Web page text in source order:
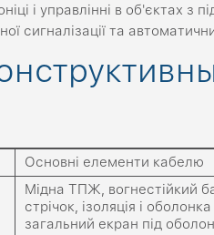
і управлінні в об'єктах
сигналізації та
Основні елементи кабелю
Мідна ТПЖ, вогнестійкий
стрічок, ізоляція і
загальний екран під